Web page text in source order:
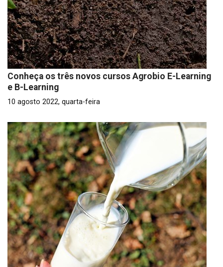
Conheça os três novos cursos Agrobio E-Learning
e B-Learning
10 agosto 2022, quarta-feira